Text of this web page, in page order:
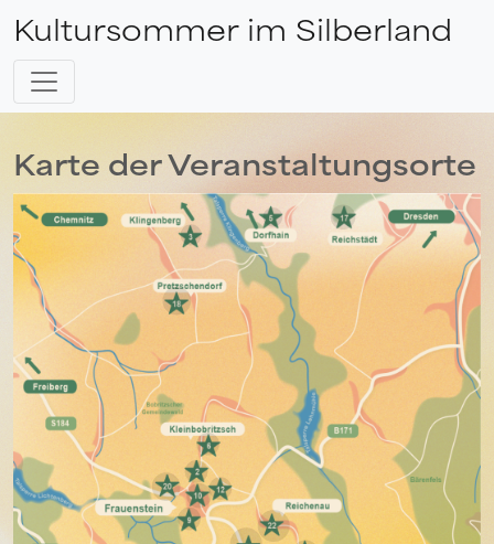
Kultursommer im Silberland
Karte der Veranstaltungsorte